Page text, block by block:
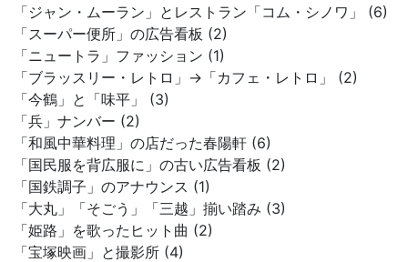
「ジャン・ムーラン」とレストラン「コム・シノワ」 (6)
「スーパー便所」の広告看板 (2)
「ニュートラ」ファッション (1)
「ブラッスリー・レトロ」→「カフェ・レトロ」 (2)
「今鶴」と「味平」 (3)
「兵」ナンバー (2)
「和風中華料理」の店だった春陽軒 (6)
「国民服を背広服に」の古い広告看板 (2)
「国鉄調子」のアナウンス (1)
「大丸」「そごう」「三越」揃い踏み (3)
「姫路」を歌ったヒット曲 (2)
「宝塚映画」と撮影所 (4)